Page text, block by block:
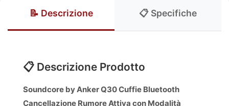
📝 Descrizione 📋 Specifiche
📋 Descrizione Prodotto
Soundcore by Anker Q30 Cuffie Bluetooth
Cancellazione Rumore Attiva con Modalità